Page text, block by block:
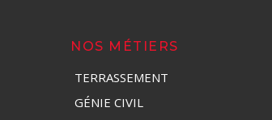
NOS MÉTIERS
TERRASSEMENT
GÉNIE CIVIL